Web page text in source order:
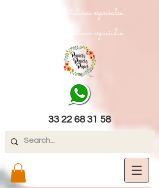
papel texturizado cartulinas especiales
papel texturizado cartulinas especiales
33 22 68 31 58